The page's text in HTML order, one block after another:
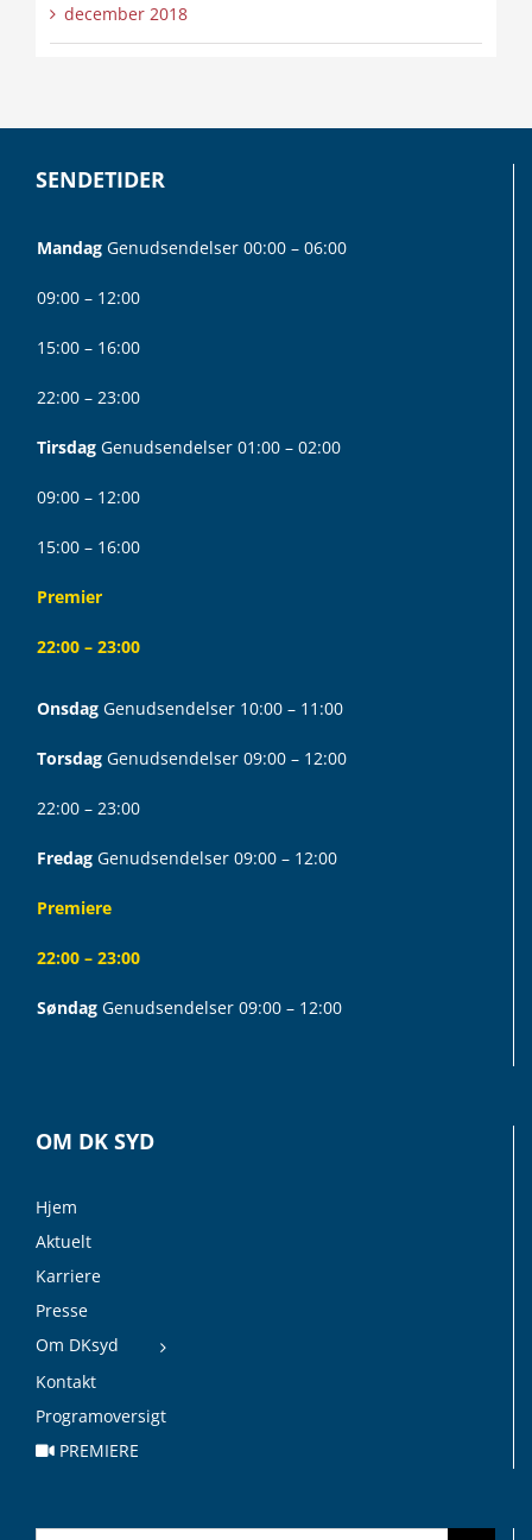
december 2018
SENDETIDER
Mandag Genudsendelser 00:00 – 06:00
09:00 – 12:00
15:00 – 16:00
22:00 – 23:00
Tirsdag Genudsendelser 01:00 – 02:00
09:00 – 12:00
15:00 – 16:00
Premier
22:00 – 23:00
Onsdag Genudsendelser 10:00 – 11:00
Torsdag Genudsendelser 09:00 – 12:00
22:00 – 23:00
Fredag Genudsendelser 09:00 – 12:00
Premiere
22:00 – 23:00
Søndag Genudsendelser 09:00 – 12:00
OM DK SYD
Hjem
Aktuelt
Karriere
Presse
Om DKsyd
Kontakt
Programoversigt
PREMIERE